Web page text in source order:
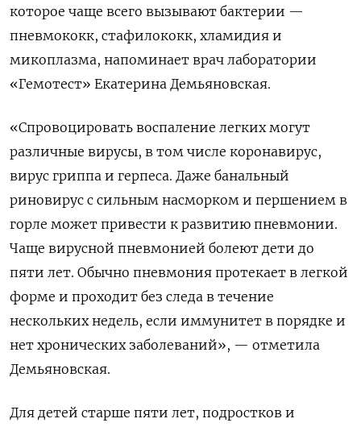
которое чаще всего вызывают бактерии —
пневмококк, стафилококк, хламидия и
микоплазма, напоминает врач лаборатории
«Гемотест» Екатерина Демьяновская.
«Спровоцировать воспаление легких могут
различные вирусы, в том числе коронавирус,
вирус гриппа и герпеса. Даже банальный
риновирус с сильным насморком и першением в
горле может привести к развитию пневмонии.
Чаще вирусной пневмонией болеют дети до
пяти лет. Обычно пневмония протекает в легкой
форме и проходит без следа в течение
нескольких недель, если иммунитет в порядке и
нет хронических заболеваний», — отметила
Демьяновская.
Для детей старше пяти лет, подростков и